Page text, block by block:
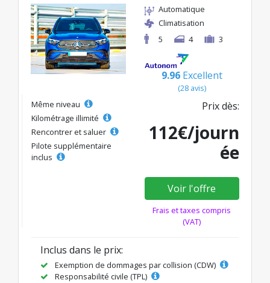
Automatique
Climatisation
5
4 3
9.96 Excellent
(28 avis)
Même niveau
Kilométrage illimité
Rencontrer et saluer
Pilote supplémentaire
inclus
Prix dès:
112€/journ
ée
Voir l'offre
Frais et taxes compris
(VAT)
Inclus dans le prix:
Exemption de dommages par collision (CDW)
Responsabilité civile (TPL)